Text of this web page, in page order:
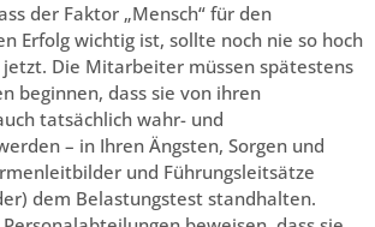
der Faktor „Mensch“ für den
Erfolg wichtig ist, sollte noch nie so hoch
Die Mitarbeiter müssen spätestens
beginnen, dass sie von ihren
tatsächlich wahr- und
– in Ihren Ängsten, Sorgen und
und Führungsleitsätze
dem Belastungstest standhalten.